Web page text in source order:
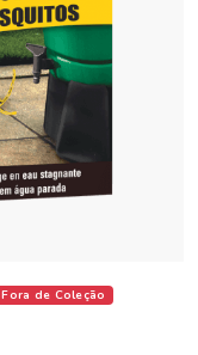
Fora de Coleção